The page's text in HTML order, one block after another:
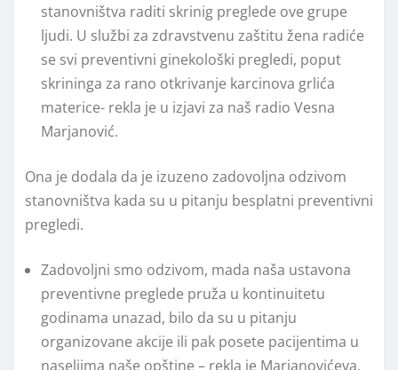
stanovništva raditi skrinig preglede ove grupe
ljudi. U službi za zdravstvenu zaštitu žena radiće
se svi preventivni ginekološki pregledi, poput
skrininga za rano otkrivanje karcinova grlića
materice- rekla je u izjavi za naš radio Vesna
Marjanović.
Ona je dodala da je izuzeno zadovoljna odzivom
stanovništva kada su u pitanju besplatni preventivni
pregledi.
Zadovoljni smo odzivom, mada naša ustavona
preventivne preglede pruža u kontinuitetu
godinama unazad, bilo da su u pitanju
organizovane akcije ili pak posete pacijentima u
naseljima naše opštine – rekla je Marjanovićeva.